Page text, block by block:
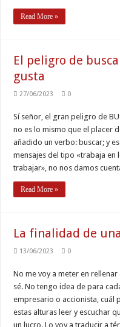
Read More »
El peligro de
gusta
27/06/2023 0
Sí señor, el gran peligro de
no es lo mismo que el placer
añadido un verbo: buscar; y
mensajes del tipo «trabaja en
trabajar», no nos damos
Read More »
La finalidad de
13/06/2023 0
No me voy a meter en
sé. No tengo idea de para
empresario o accionista, cuál
estas alturas leer y escuchar
un lucro. Lo voy a traducir a